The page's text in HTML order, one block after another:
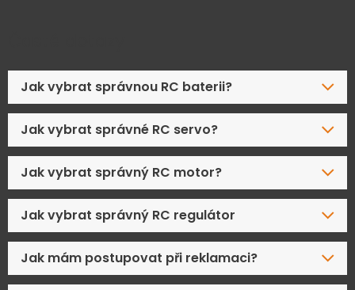
Jak vybrat správnou RC baterii?
Jak vybrat správné RC servo?
Jak vybrat správný RC motor?
Jak vybrat správný RC regulátor
Jak mám postupovat při reklamaci?